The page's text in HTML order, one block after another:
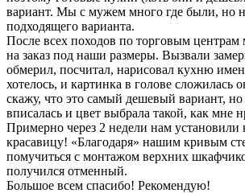
вариант. Мы с мужем много где были, но
подходящего варианта.
После всех походов по торговым
на заказ под наши размеры. Вызвали
обмерил, посчитал, нарисовал кухню
хотелось, и картинка в голове сложилась
скажу, что это самый дешевый вариант,
вписалась и цвет выбрала такой, как мне
Примерно через 2 недели нам
красавицу! «Благодаря» нашим кривым
помучиться с монтажом верхних
получился отменный.
Большое всем спасибо! Рекомендую!